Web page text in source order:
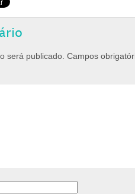
será publicado. Campos